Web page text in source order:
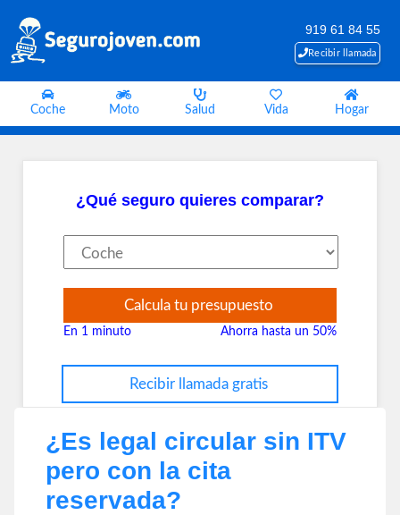
919 61 84 55
Recibir llamada
Coche Moto Salud Vida Hogar
¿Qué seguro quieres comparar?
Calcula tu presupuesto
En 1 minuto Ahorra hasta un 50%
Recibir llamada gratis
¿Es legal circular sin ITV
pero con la cita
reservada?